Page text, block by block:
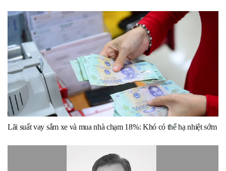
Lãi suất vay sắm xe và mua nhà chạm 18%: Khó có thể hạ nhiệt sớm